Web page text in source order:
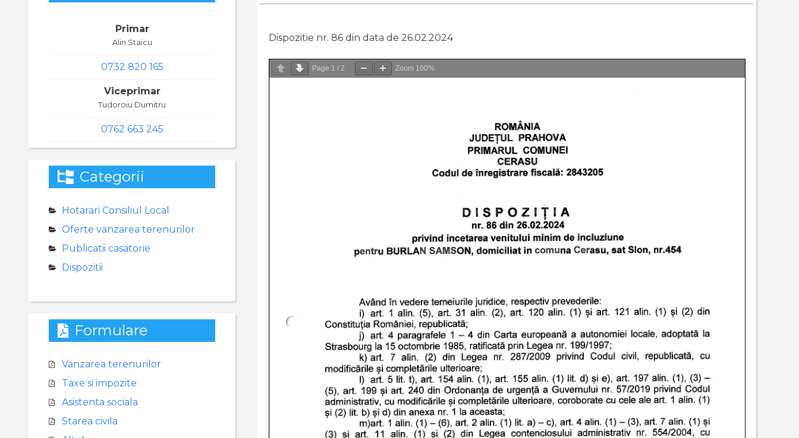
Dispozitie nr. 86 din data de 26.02.2024
Page 1 / 2 Zoom 100%
Primar
Alin Staicu
0732 820 165
Viceprimar
Tudoroiu Dumitru
0762 663 245
Categorii
Hotarari Consiliul Local
Oferte vanzarea terenurilor
Publicatii casatorie
Dispozitii
Formulare
Vanzarea terenurilor
Taxe si impozite
Asistenta sociala
Starea civila